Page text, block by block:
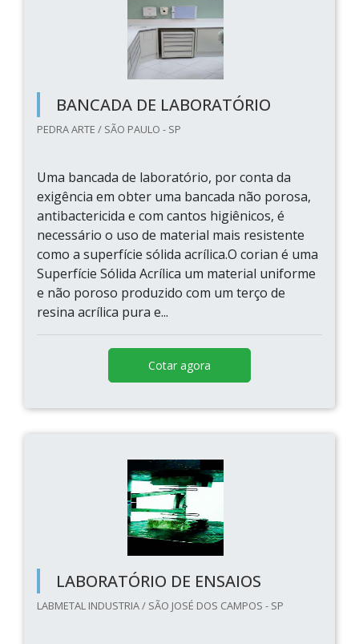
BANCADA DE LABORATÓRIO
PEDRA ARTE / SÃO PAULO - SP
Uma bancada de laboratório, por conta da
exigência em obter uma bancada não porosa,
antibactericida e com cantos higiênicos, é
necessário o uso de material mais resistente
como a superfície sólida acrílica.O corian é uma
Superfície Sólida Acrílica um material uniforme
e não poroso produzido com um terço de
resina acrílica pura e...
Cotar agora
LABORATÓRIO DE ENSAIOS
LABMETAL INDUSTRIA / SÃO JOSÉ DOS CAMPOS - SP